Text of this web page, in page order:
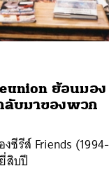
ย้อนมอง
ลับมาของพวก
ซีรีส์ Friends (1994-
สิบปี